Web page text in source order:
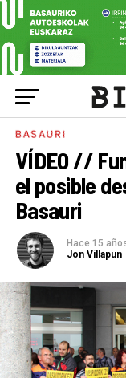
BASAURI
VÍDEO //
el posible
Basauri
Hace 15
Jon Villapun